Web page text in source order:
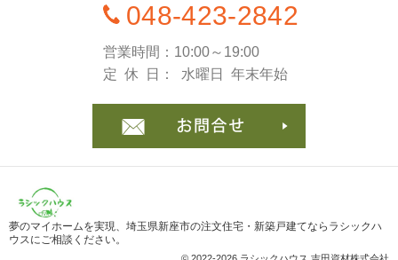
048-423-2842
営業時間
10:00～19:00
定休日
水曜日 年末年始
夢のマイホームを実現、 埼玉県新座市の注文住宅・新築戸建てならラシックハ
ウスにご相談ください。